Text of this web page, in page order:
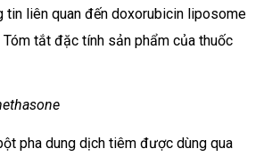
tin liên quan đến doxorubicin liposome
tắt đặc tính sản phẩm của thuốc
pha dung dịch tiêm được dùng qua